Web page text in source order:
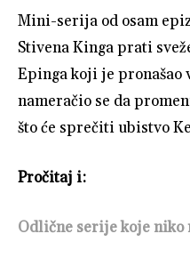
Mini-serija od osam
Stivena Kinga prati
Epinga koji je
nameračio se da
što će sprečiti ubistvo
Pročitaj i:
Odlične serije koje niko